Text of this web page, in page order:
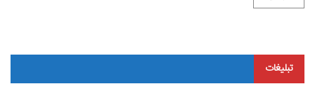
تبلیغات